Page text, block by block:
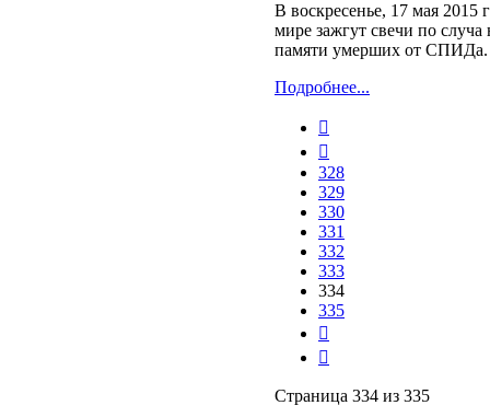
В воскресенье, 17 мая 2015
мире зажгут свечи по случа
памяти умерших от СПИДа.
Подробнее...
328
329
330
331
332
333
334
335
Страница 334 из 335